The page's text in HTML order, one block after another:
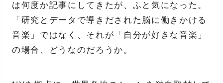
は何度か記事にしてきたが、ふと気になった。
「研究とデータで導きだされた脳に働きかける
音楽」ではなく、それが「自分が好きな音楽」
の場合、どうなのだろうか。